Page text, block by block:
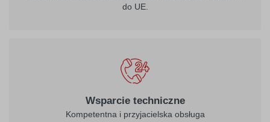
do UE.
Wsparcie techniczne
Kompetentna i przyjacielska obsługa